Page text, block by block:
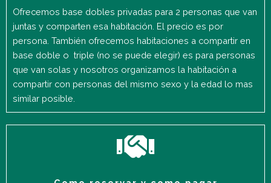
Ofrecemos base dobles privadas para 2 personas que van
juntas y comparten esa habitación. El precio es por
persona. También ofrecemos habitaciones a compartir en
base doble o triple (no se puede elegir) es para personas
que van solas y nosotros organizamos la habitación a
compartir con personas del mismo sexo y la edad lo mas
similar posible.